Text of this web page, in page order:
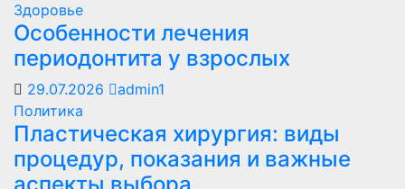
Здоровье
Особенности лечения
периодонтита у взрослых
29.07.2026
admin1
Политика
Пластическая хирургия: виды
процедур, показания и важные